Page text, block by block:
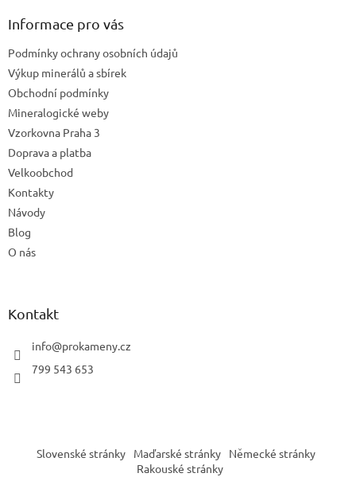
Informace pro vás
Podmínky ochrany osobních údajů
Výkup minerálů a sbírek
Obchodní podmínky
Mineralogické weby
Vzorkovna Praha 3
Doprava a platba
Velkoobchod
Kontakty
Návody
Blog
O nás
Kontakt
info@prokameny.cz
799 543 653
Slovenské stránky Maďarské stránky
Německé stránky
Rakouské stránky